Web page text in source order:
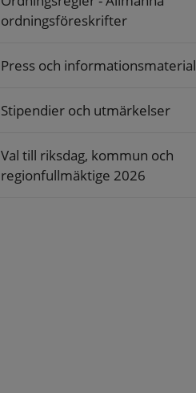
ordningsföreskrifter
Press och informationsmaterial
Stipendier och utmärkelser
Val till riksdag, kommun och
regionfullmäktige 2026